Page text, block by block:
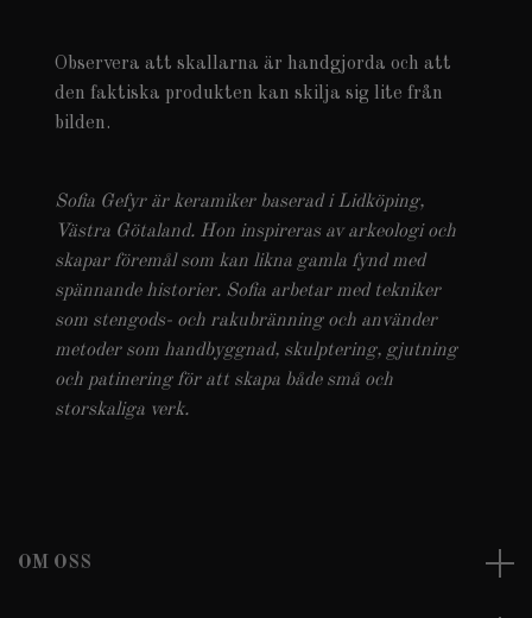
Observera att skallarna är handgjorda och att
den faktiska produkten kan skilja sig lite från
bilden.
Sofia Gefyr är keramiker baserad i Lidköping,
Västra Götaland. Hon inspireras av arkeologi och
skapar föremål som kan likna gamla fynd med
spännande historier. Sofia arbetar med tekniker
som stengods- och rakubränning och använder
metoder som handbyggnad, skulptering, gjutning
och patinering för att skapa både små och
storskaliga verk.
OM OSS